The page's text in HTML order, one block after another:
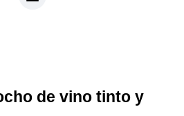
de vino tinto y